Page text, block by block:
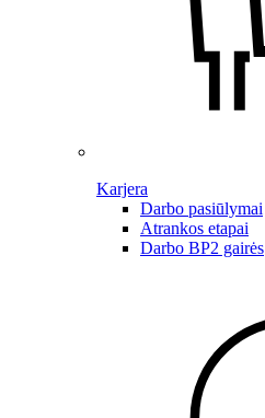
Karjera
Darbo pasiūlymai
Atrankos etapai
Darbo BP2 gairės